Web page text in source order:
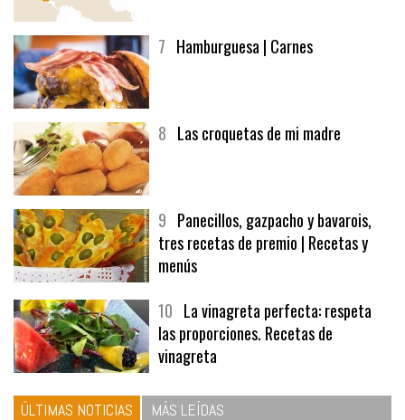
9Panecillos, gazpacho y bavarois,
tres recetas de premio | Recetas y
menús
10La vinagreta perfecta: respeta
las proporciones. Recetas de
vinagreta